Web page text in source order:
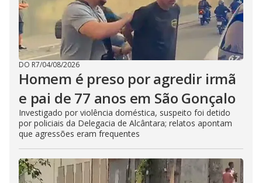
DO R7/04/08/2026
Homem é preso por agredir irmã
e pai de 77 anos em São Gonçalo
Investigado por violência doméstica, suspeito foi detido
por policiais da Delegacia de Alcântara; relatos apontam
que agressões eram frequentes